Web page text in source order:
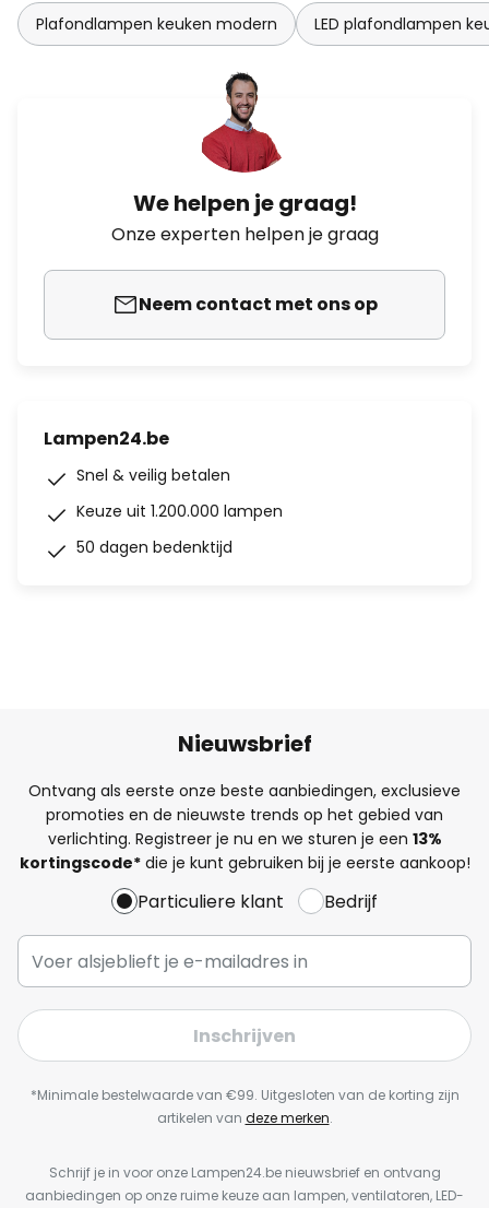
Plafondlampen keuken modern LED plafondlampen
We helpen je graag!
Onze experten helpen je graag
Neem contact met ons op
Lampen24.be
Snel & veilig betalen
Keuze uit 1.200.000 lampen
50 dagen bedenktijd
Nieuwsbrief
Ontvang als eerste onze beste aanbiedingen, exclusieve
promoties en de nieuwste trends op het gebied van
verlichting. Registreer je nu en we sturen je een 13%
kortingscode*die je kunt gebruiken bij je eerste aankoop!
Particuliere klant Bedrijf
Inschrijven
*Minimale bestelwaarde van €99. Uitgesloten van de korting zijn
artikelen van deze merken.
Schrijf je in voor onze Lampen24.be nieuwsbrief en ontvang
aanbiedingen op onze ruime keuze aan lampen, ventilatoren, LED-